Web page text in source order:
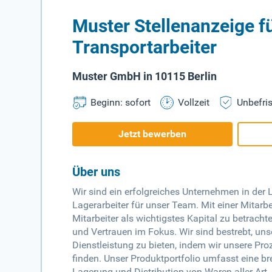
Muster Stellenanzeige
Transportarbeiter
Muster GmbH in 10115 Berlin
Beginn: sofort Vollzeit
Jetzt bewerben
Über uns
Wir sind ein erfolgreiches Unternehmen in
Lagerarbeiter für unser Team. Mit einer
Mitarbeiter als wichtigstes Kapital zu
und Vertrauen im Fokus. Wir sind bestrebt,
Dienstleistung zu bieten, indem wir unsere
finden. Unser Produktportfolio umfasst eine